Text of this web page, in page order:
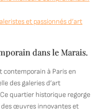
et passionnés d’art
dans le Marais.
contemporain à Paris en
des galeries d’art
quartier historique regorge
œuvres innovantes et